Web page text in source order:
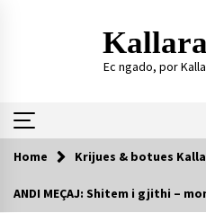
Ec ngado, por
Te rejat
Home Krijues & botues
ANDI MEÇAJ: Shitem i gjithi –